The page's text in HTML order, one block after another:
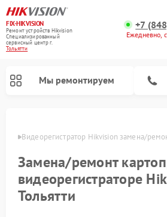
FIX-HIKVISION
Ремонт устройств Hikvision
Специализированный
cервисный центр г.
Тольятти
+7
Ежедневно,
Мы ремонтируем
Видеорегистратор Hikvision замена/
Замена/ремонт
видеорегистраторе
Тольятти